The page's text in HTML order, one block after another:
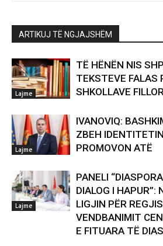
ARTIKUJ TË NGJAJSHËM
Lajme
TË HËNËN NIS
TEKSTEVE FALAS
SHKOLLAVE
Lajme
IVANOVIQ:
ZBEH
PROMOVON ATË
Lajme
PANELI
DIALOG I HAPUR”:
LIGJIN PËR
VENDBANIMIT
E FITUARA TË